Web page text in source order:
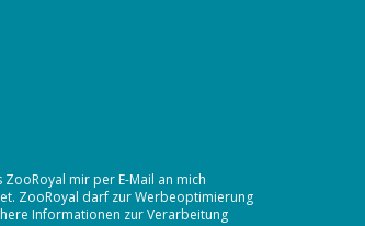
mir per E-Mail an mich
ZooRoyal darf zur Werbeoptimierung
Informationen zur Verarbeitung